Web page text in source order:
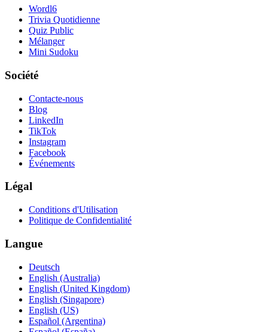
Wordl6
Trivia Quotidienne
Quiz Public
Mélanger
Mini Sudoku
Société
Contacte-nous
Blog
LinkedIn
TikTok
Instagram
Facebook
Événements
Légal
Conditions d'Utilisation
Politique de Confidentialité
Langue
Deutsch
English (Australia)
English (United Kingdom)
English (Singapore)
English (US)
Español (Argentina)